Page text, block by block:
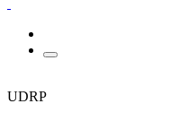
UDRP